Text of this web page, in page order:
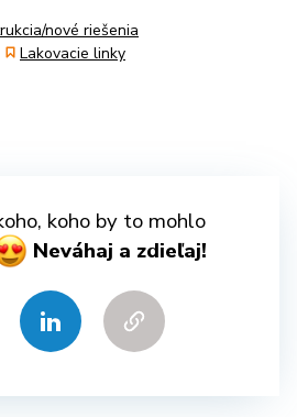
nové riešenia
Lakovacie linky
koho by to mohlo
Neváhaj a zdieľaj!